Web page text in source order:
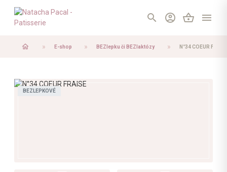
search account_circle shopping_basket menu
home E-shop BEZlepku či BEZlaktózy N°34 COEUR
BEZLEPKOVÉ